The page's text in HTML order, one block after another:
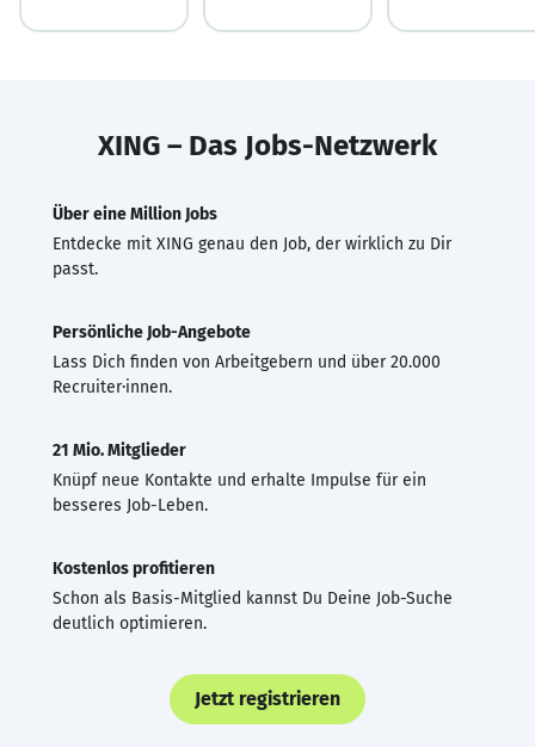
XING – Das Jobs-Netzwerk
Über eine Million Jobs
Entdecke mit XING genau den Job, der wirklich zu Dir
passt.
Persönliche Job-Angebote
Lass Dich finden von Arbeitgebern und über 20.000
Recruiter·innen.
21 Mio. Mitglieder
Knüpf neue Kontakte und erhalte Impulse für ein
besseres Job-Leben.
Kostenlos profitieren
Schon als Basis-Mitglied kannst Du Deine Job-Suche
deutlich optimieren.
Jetzt registrieren